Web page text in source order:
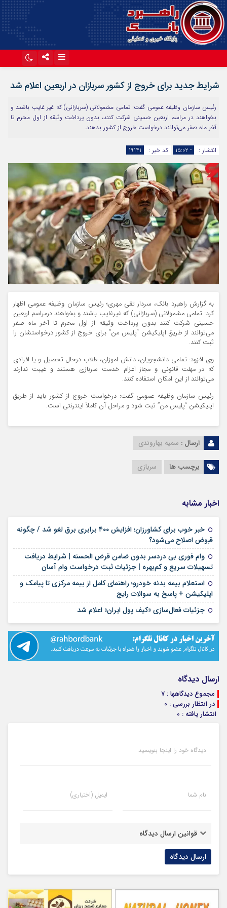
شرایط جدید برای خروج از کشور سربازان در اربعین اعلام شد
رئیس سازمان وظیفه عمومی گفت: تمامی مشمولانی (سربازانی) که غیر غایب باشند و
بخواهند در مراسم اربعین حسینی شرکت کنند، بدون پرداخت وثیقه از اول محرم تا
آخر ماه صفر می‌توانند درخواست خروج از کشور بدهند.
انتشار : - ۱۵:۰۲ کد خبر : 19141
به گزارش راهبرد بانک، سردار تقی مهری؛ رئیس سازمان وظیفه عمومی اظهار
کرد: تمامی مشمولانی (سربازانی) که غیرغایب باشند و بخواهند درمراسم اربعین
حسینی شرکت کنند بدون پرداخت وثیقه از اول محرم تا آخر ماه صفر
می‌توانند از طریق اپلیکیشن “پلیس من” برای خروج از کشور درخواستشان را
ثبت کنند.
وی افزود: تمامی دانشجویان، دانش اموزان، طلاب درحال تحصیل و یا افرادی
که در مهلت قانونی و مجاز اعزام خدمت سربازی هستند و غیبت ندارند
می‌توانند از این امکان استفاده کنند.
رئیس سازمان وظیفه عمومی گفت: درخواست خروج از کشور باید از طریق
اپلیکیشن “پلیس من” ثبت شود و مراحل آن کاملاً اینترنتی است.
ارسال : سمیه بهاروندی
برچسب ها سربازی
اخبار مشابه
خبر خوب برای کشاورزان؛ افزایش ۴۰۰ برابری برق لغو شد / چگونه
قبوض اصلاح می‌شود؟
وام فوری بی دردسر بدون ضامن قرض الحسنه | شرایط دریافت
تسهیلات سریع و کم‌بهره | جزئیات ثبت درخواست وام آسان
استعلام بیمه بدنه خودرو؛ راهنمای کامل از بیمه مرکزی تا پیامک و
اپلیکیشن + پاسخ به سوالات رایج
جزئیات فعال‌سازی «کیف پول ایران» اعلام شد
ارسال دیدگاه
مجموع دیدگاهها : 7
در انتظار بررسی : 0
انتشار یافته : 0
دیدگاه خود را اینجا بنویسید
نام شما ایمیل (اختیاری)
قوانین ارسال دیدگاه